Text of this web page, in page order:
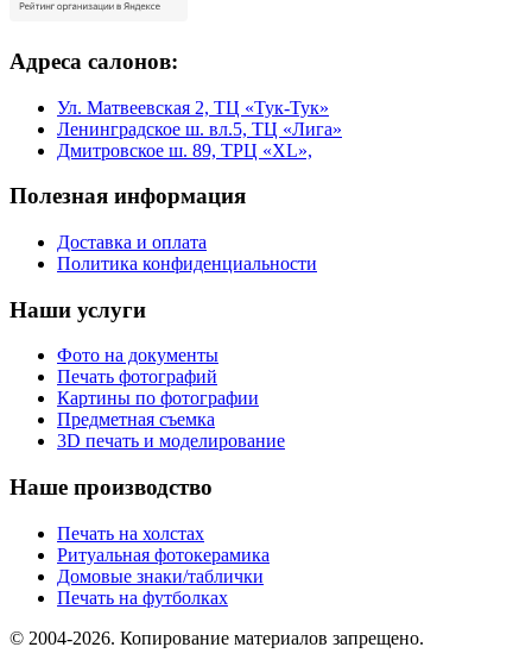
Адреса салонов:
Ул. Матвеевская 2, ТЦ «Тук-Тук»
Ленинградское ш. вл.5, ТЦ «Лига»
Дмитровское ш. 89, ТРЦ «XL»,
Полезная информация
Доставка и оплата
Политика конфиденциальности
Наши услуги
Фото на документы
Печать фотографий
Картины по фотографии
Предметная съемка
3D печать и моделирование
Наше производство
Печать на холстах
Ритуальная фотокерамика
Домовые знаки/таблички
Печать на футболках
© 2004-2026. Копирование материалов запрещено.